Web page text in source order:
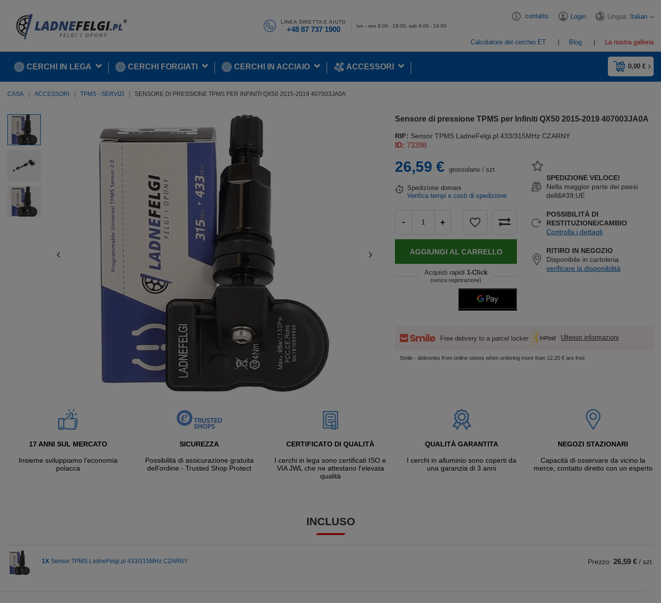
LINEA DIRETTA E AIUTO
+48 87 737 1900 lun - ven 8:00 - 18:00, sab 9:00 - 14:00
contatto Login Lingua: Italian
Calcolatore del cerchio ET Blog La nostra galleria
0,00 €
CERCHI IN LEGA CERCHI FORGIATI CERCHI IN ACCIAIO ACCESSORI
CASA ACCESSORI TPMS - SERVIZI SENSORE DI PRESSIONE TPMS PER INFINITI QX50 2015-2019 407003JA0A
Sensore di pressione TPMS per Infiniti QX50 2015-2019 407003JA0A
RIF: Sensor TPMS LadneFelgi.pl 433/315MHz CZARNY
ID:73398
26,59 € grossolano /szt.
Spedizionedomani
Verifica tempi e costi di spedizione
- +
AGGIUNGI AL CARRELLO
Acquisti rapidi 1-Click
(senza registrazione)
SPEDIZIONE VELOCE!
Nella maggior parte dei paesi
dell&#39;UE
POSSIBILITÀ DI
RESTITUZIONE/CAMBIO
Controlla i dettagli
RITIRO IN NEGOZIO
Disponibile in cartoleria
verificare la disponibilità
Free delivery to a parcel locker Ulteriori informazioni
Smile - deliveries from online stores when ordering more than 12,20 € are free
17 ANNI SUL MERCATO
Insieme sviluppiamo l'economia
polacca
SICUREZZA
Possibilità di assicurazione gratuita
dell'ordine - Trusted Shop Protect
CERTIFICATO DI QUALITÀ
I cerchi in lega sono certificati ISO e
VIA JWL che ne attestano l'elevata
qualità
QUALITÀ GARANTITA
I cerchi in alluminio sono coperti da
una garanzia di 3 anni
NEGOZI STAZIONARI
Capacità di osservare da vicino la
merce, contatto diretto con un esperto
INCLUSO
1X Sensor TPMS LadneFelgi.pl 433/315MHz CZARNY Prezzo: 26,59 € / szt.